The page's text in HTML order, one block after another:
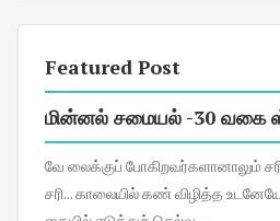
Featured Post
மின்னல் சமையல் -30 வகை
வே லைக்குப் போகிறவர்களானாலும் சரி, இல்லத்தரசிகளானாலும்
சரி... காலையில் கண் விழித்த உடனேயே,